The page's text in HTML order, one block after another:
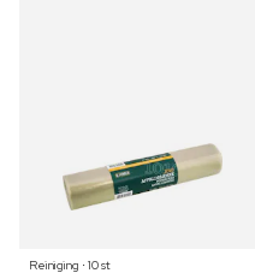
Reiniging ⋅ 10 st